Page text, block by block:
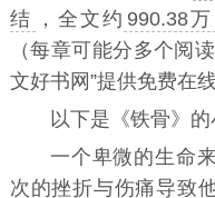
结
，全文约 990.38万
（每章可能分多个阅
文好书网”提供免费在
以下是《铁骨》的
一个卑微的生命
次的挫折与伤痛导致